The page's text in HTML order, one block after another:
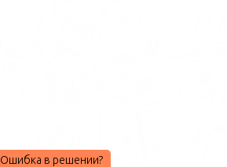
Ошибка в решении?